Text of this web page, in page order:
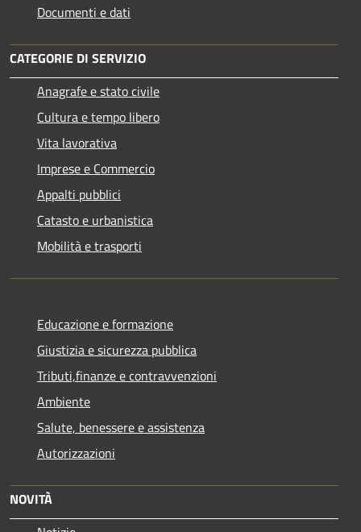
Documenti e dati
CATEGORIE DI SERVIZIO
Anagrafe e stato civile
Cultura e tempo libero
Vita lavorativa
Imprese e Commercio
Appalti pubblici
Catasto e urbanistica
Mobilità e trasporti
Educazione e formazione
Giustizia e sicurezza pubblica
Tributi,finanze e contravvenzioni
Ambiente
Salute, benessere e assistenza
Autorizzazioni
NOVITÀ